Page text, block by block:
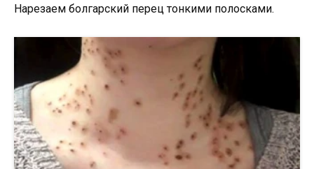
Нарезаем болгарский перец тонкими полосками.